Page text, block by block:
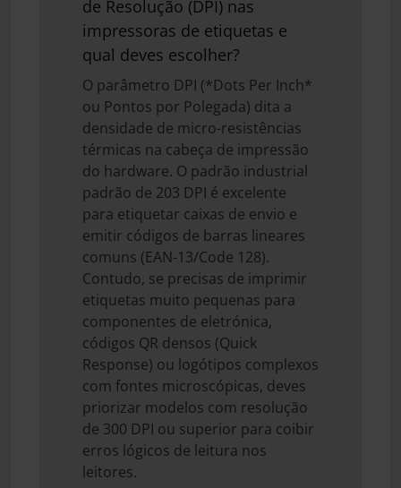
de Resolução (DPI) nas
impressoras de etiquetas e
qual deves escolher?
O parâmetro DPI (*Dots Per Inch*
ou Pontos por Polegada) dita a
densidade de micro-resistências
térmicas na cabeça de impressão
do hardware. O padrão industrial
padrão de 203 DPI é excelente
para etiquetar caixas de envio e
emitir códigos de barras lineares
comuns (EAN-13/Code 128).
Contudo, se precisas de imprimir
etiquetas muito pequenas para
componentes de eletrónica,
códigos QR densos (Quick
Response) ou logótipos complexos
com fontes microscópicas, deves
priorizar modelos com resolução
de 300 DPI ou superior para coibir
erros lógicos de leitura nos
leitores.